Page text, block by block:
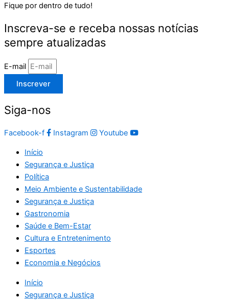
Fique por dentro de tudo!
Inscreva-se e receba nossas notícias
sempre atualizadas
E-mail
Inscrever
Siga-nos
Facebook-f Instagram Youtube
Início
Segurança e Justiça
Política
Meio Ambiente e Sustentabilidade
Segurança e Justiça
Gastronomia
Saúde e Bem-Estar
Cultura e Entretenimento
Esportes
Economia e Negócios
Início
Segurança e Justiça